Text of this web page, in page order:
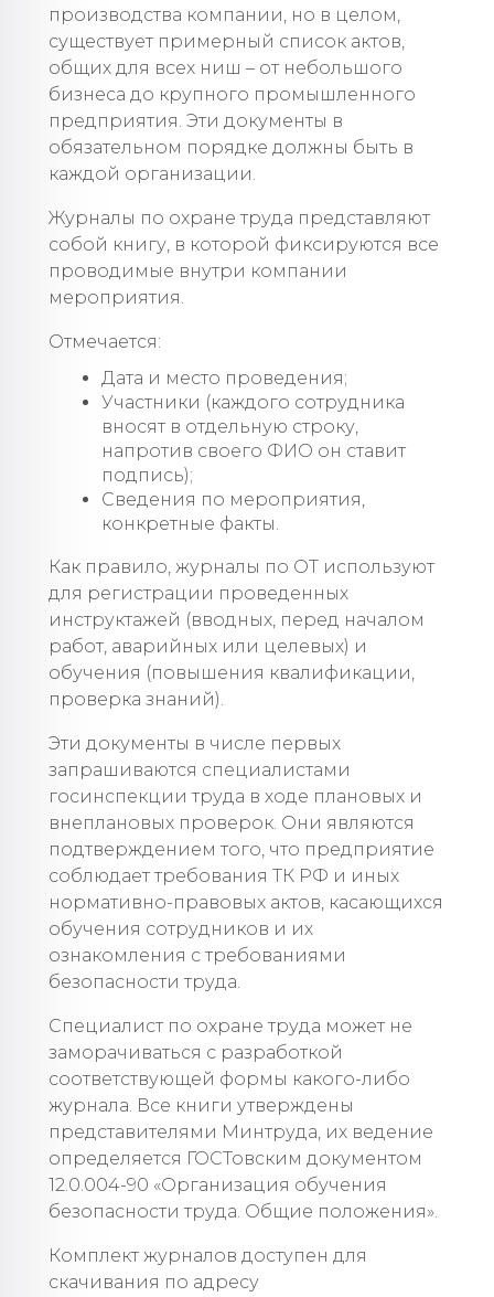
производства компании, но в целом,
существует примерный список актов,
общих для всех ниш – от небольшого
бизнеса до крупного промышленного
предприятия. Эти документы в
обязательном порядке должны быть в
каждой организации.
Журналы по охране труда представляют
собой книгу, в которой фиксируются все
проводимые внутри компании
мероприятия.
Отмечается:
Дата и место проведения;
Участники (каждого сотрудника
вносят в отдельную строку,
напротив своего ФИО он ставит
подпись);
Сведения по мероприятия,
конкретные факты.
Как правило, журналы по ОТ используют
для регистрации проведенных
инструктажей (вводных, перед началом
работ, аварийных или целевых) и
обучения (повышения квалификации,
проверка знаний).
Эти документы в числе первых
запрашиваются специалистами
госинспекции труда в ходе плановых и
внеплановых проверок. Они являются
подтверждением того, что предприятие
соблюдает требования ТК РФ и иных
нормативно-правовых актов, касающихся
обучения сотрудников и их
ознакомления с требованиями
безопасности труда.
Специалист по охране труда может не
заморачиваться с разработкой
соответствующей формы какого-либо
журнала. Все книги утверждены
представителями Минтруда, их ведение
определяется ГОСТовским документом
12.0.004-90 «Организация обучения
безопасности труда. Общие положения».
Комплект журналов доступен для
скачивания по адресу